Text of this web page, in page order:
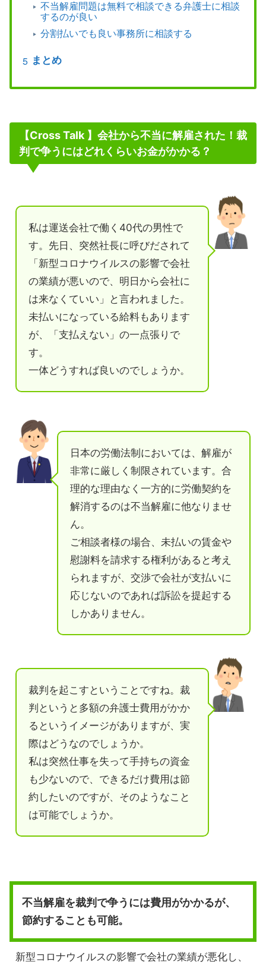
不当解雇問題は無料で相談できる弁護士に相談
するのが良い
分割払いでも良い事務所に相談する
まとめ
【Cross Talk 】会社から不当に解雇された！裁
判で争うにはどれくらいお金がかかる？
私は運送会社で働く40代の男性で
す。先日、突然社長に呼びだされて
「新型コロナウイルスの影響で会社
の業績が悪いので、明日から会社に
は来なくていい」と言われました。
未払いになっている給料もあります
が、「支払えない」の一点張りで
す。
一体どうすれば良いのでしょうか。
日本の労働法制においては、解雇が
非常に厳しく制限されています。合
理的な理由なく一方的に労働契約を
解消するのは不当解雇に他なりませ
ん。
ご相談者様の場合、未払いの賃金や
慰謝料を請求する権利があると考え
られますが、交渉で会社が支払いに
応じないのであれば訴訟を提起する
しかありません。
裁判を起こすということですね。裁
判というと多額の弁護士費用がかか
るというイメージがありますが、実
際はどうなのでしょうか。
私は突然仕事を失って手持ちの資金
も少ないので、できるだけ費用は節
約したいのですが、そのようなこと
は可能でしょうか。
不当解雇を裁判で争うには費用がかかるが、
節約することも可能。
新型コロナウイルスの影響で会社の業績が悪化し、